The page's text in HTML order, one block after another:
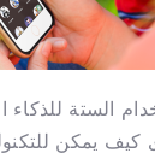
الستة
كيف يمكن